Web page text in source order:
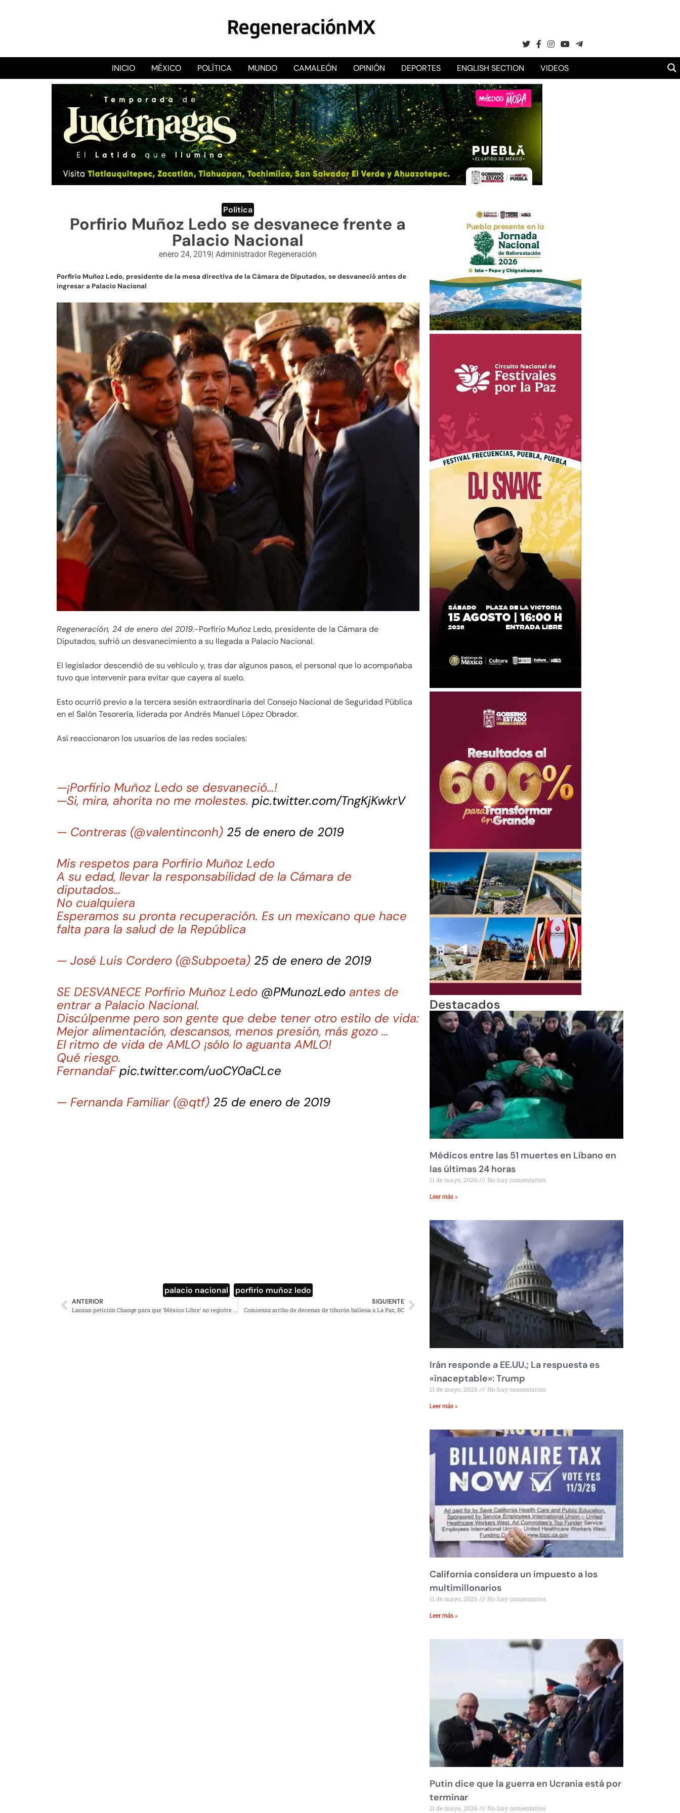
RegeneraciónMX
Sitio de noticias libre e independiente
INICIO MÉXICO POLÍTICA MUNDO CAMALEÓN OPINIÓN DEPORTES ENGLISH SECTION VIDEOS
Política
Porfirio Muñoz Ledo se desvanece frente a
Palacio Nacional
enero 24, 2019 Administrador Regeneración
Porfirio Muñoz Ledo, presidente de la mesa directiva de la Cámara de Diputados, se desvaneció antes de
ingresar a Palacio Nacional
Regeneración, 24 de enero del 2019.-Porfirio Muñoz Ledo, presidente de la Cámara de
Diputados, sufrió un desvanecimiento a su llegada a Palacio Nacional.
El legislador descendió de su vehículo y, tras dar algunos pasos, el personal que lo acompañaba
tuvo que intervenir para evitar que cayera al suelo.
Esto ocurrió previo a la tercera sesión extraordinaria del Consejo Nacional de Seguridad Pública
en el Salón Tesorería, liderada por Andrés Manuel López Obrador.
Así reaccionaron los usuarios de las redes sociales:
—¡Porfirio Muñoz Ledo se desvaneció…!
—Si, mira, ahorita no me molestes. pic.twitter.com/TngKjKwkrV
— Contreras (@valentinconh) 25 de enero de 2019
Mis respetos para Porfirio Muñoz Ledo
A su edad, llevar la responsabilidad de la Cámara de
diputados…
No cualquiera
Esperamos su pronta recuperación. Es un mexicano que hace
falta para la salud de la República
— José Luis Cordero (@Subpoeta) 25 de enero de 2019
SE DESVANECE Porfirio Muñoz Ledo @PMunozLedo antes de
entrar a Palacio Nacional.
Discúlpenme pero son gente que debe tener otro estilo de vida:
Mejor alimentación, descansos, menos presión, más gozo …
El ritmo de vida de AMLO ¡sólo lo aguanta AMLO!
Qué riesgo.
FernandaFpic.twitter.com/uoCY0aCLce
— Fernanda Familiar (@qtf) 25 de enero de 2019
palacio nacional porfirio muñoz ledo
ANTERIOR SIGUIENTE
Comienza arribo de decenas de tiburón ballena a La Paz, BC
Destacados
Médicos entre las 51 muertes en Líbano en
las últimas 24 horas
11 de mayo, 2026 No hay comentarios
Leer más »
Irán responde a EE.UU.; La respuesta es
«inaceptable»: Trump
11 de mayo, 2026 No hay comentarios
Leer más »
California considera un impuesto a los
multimillonarios
11 de mayo, 2026 No hay comentarios
Leer más »
Putin dice que la guerra en Ucrania está por
terminar
11 de mayo, 2026 No hay comentarios